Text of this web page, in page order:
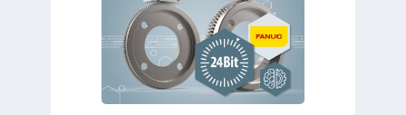
g
e
b
e
r